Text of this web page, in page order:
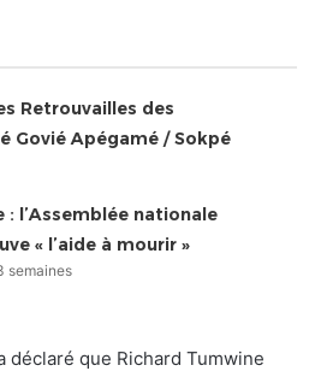
Retrouvailles des
Govié Apégamé / Sokpé
: l’Assemblée nationale
« l’aide à mourir »
semaines
déclaré que Richard Tumwine